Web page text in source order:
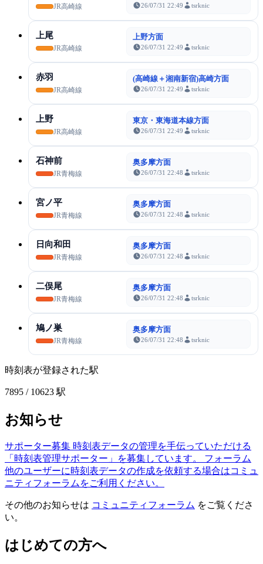
JR高崎線 26/07/31 22:49 tsrknic
上尾
JR高崎線
上野方面
26/07/31 22:49 tsrknic
赤羽
JR高崎線
(高崎線＋湘南新宿)高崎方面
26/07/31 22:49 tsrknic
上野
JR高崎線
東京・東海道本線方面
26/07/31 22:49 tsrknic
石神前
JR青梅線
奥多摩方面
26/07/31 22:48 tsrknic
宮ノ平
JR青梅線
奥多摩方面
26/07/31 22:48 tsrknic
日向和田
JR青梅線
奥多摩方面
26/07/31 22:48 tsrknic
二俣尾
JR青梅線
奥多摩方面
26/07/31 22:48 tsrknic
鳩ノ巣
JR青梅線
奥多摩方面
26/07/31 22:48 tsrknic
時刻表が登録された駅
7895 / 10623 駅
お知らせ
サポーター募集 時刻表データの管理を手伝っていただける
「時刻表管理サポーター」を募集しています。
フォーラム
他のユーザーに時刻表データの作成を依頼する場合はコミュ
ニティフォーラムをご利用ください。
その他のお知らせは コミュニティフォーラム をご覧くださ
い。
はじめての方へ